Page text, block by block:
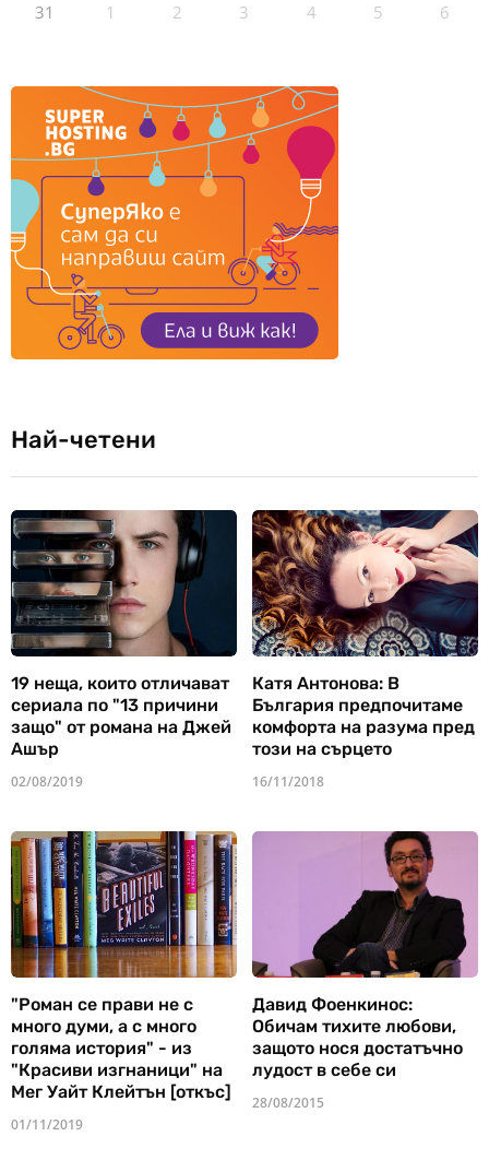
31 1 2 3 4 5 6
Най-четени
19 неща, които отличават
сериала по "13 причини
защо" от романа на Джей
Ашър
02/08/2019
Катя Антонова: В
България предпочитаме
комфорта на разума пред
този на сърцето
16/11/2018
"Роман се прави не с
много думи, а с много
голяма история" - из
"Красиви изгнаници" на
Мег Уайт Клейтън [откъс]
01/11/2019
Давид Фоенкинос:
Обичам тихите любови,
защото нося достатъчно
лудост в себе си
28/08/2015